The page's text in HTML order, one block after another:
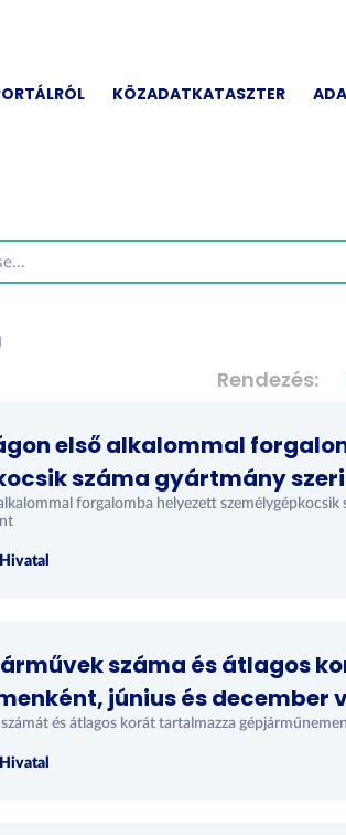
KÖZADATKATASZTER
Rendezés
első alkalommal
száma gyártmány
forgalomba helyezett
száma és átlagos
június és december
és átlagos korát tartalmazza